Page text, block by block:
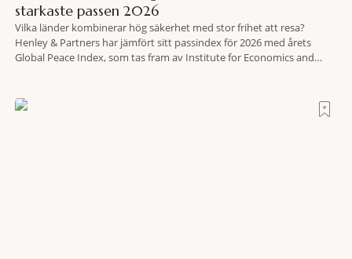
starkaste passen 2026
Vilka länder kombinerar hög säkerhet med stor frihet att resa?
Henley & Partners har jämfört sitt passindex för 2026 med årets
Global Peace Index, som tas fram av Institute for Economics and